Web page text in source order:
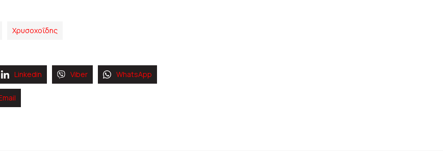
Χρυσοχοΐδης
Linkedin Viber WhatsApp